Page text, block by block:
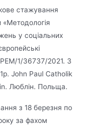
стажування
у соціальних
1/36737/2021. З
John Paul Catholik
Люблін. Польща.
з 18 березня по
за фахом